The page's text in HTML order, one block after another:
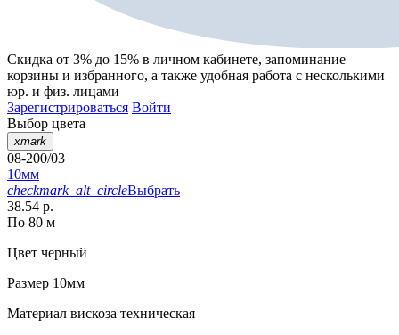
Скидка от 3% до 15% в личном кабинете, запоминание
корзины и избранного, а также удобная работа с несколькими
юр. и физ. лицами
Зарегистрироваться Войти
Выбор цвета
xmark
08-200/03
10мм
checkmark_alt_circleВыбрать
38.54 р.
По 80 м
Цвет черный
Размер 10мм
Материал вискоза техническая